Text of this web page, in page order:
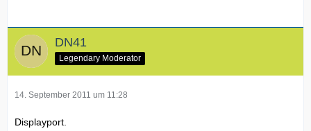
DN41
Legendary Moderator
14. September 2011 um 11:28
Displayport.